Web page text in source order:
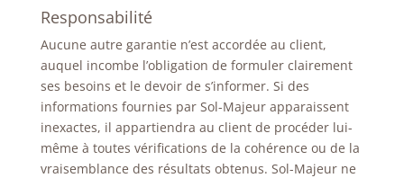
Responsabilité
Aucune autre garantie n’est accordée au client,
auquel incombe l’obligation de formuler clairement
ses besoins et le devoir de s’informer. Si des
informations fournies par Sol-Majeur apparaissent
inexactes, il appartiendra au client de procéder lui-
même à toutes vérifications de la cohérence ou de la
vraisemblance des résultats obtenus. Sol-Majeur ne